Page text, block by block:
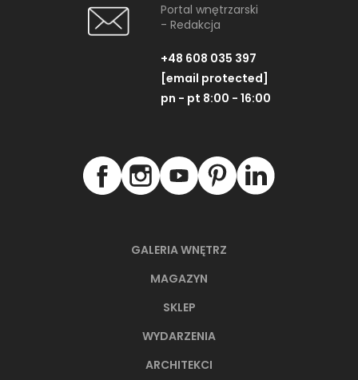
GALERIA WNĘTRZ
MAGAZYN
SKLEP
WYDARZENIA
ARCHITEKCI
Portal wnętrzarski
- Redakcja
+48 608 035 397
[email protected]
pn - pt 8:00 - 16:00